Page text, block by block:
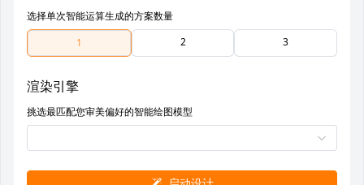
选择单次智能运算生成的方案数量
1
2 3
渲染引擎
挑选最匹配您审美偏好的智能绘图模型